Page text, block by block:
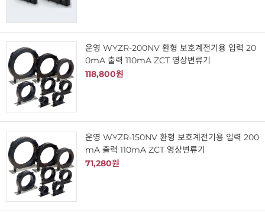
운영 WYZR-200NV 환형 보호계전기용 입력 20
0mA 출력 110mA ZCT 영상변류기
118,800원
운영 WYZR-150NV 환형 보호계전기용 입력 200
mA 출력 110mA ZCT 영상변류기
71,280원